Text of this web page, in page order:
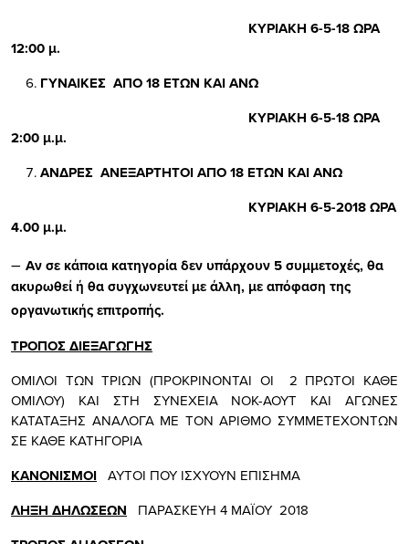
ΚΥΡΙΑΚΗ 6-5-18 ΩΡΑ
12:00 μ.
ΓΥΝΑΙΚΕΣ ΑΠΟ 18 ΕΤΩΝ ΚΑΙ ΑΝΩ
ΚΥΡΙΑΚΗ 6-5-18 ΩΡΑ
2:00 μ.μ.
ΑΝΔΡΕΣ ΑΝΕΞΑΡΤΗΤΟΙ ΑΠΟ 18 ΕΤΩΝ ΚΑΙ ΑΝΩ
ΚΥΡΙΑΚΗ 6-5-2018 ΩΡΑ
4.00 μ.μ.
– Αν σε κάποια κατηγορία δεν υπάρχουν 5 συμμετοχές, θα
ακυρωθεί ή θα συγχωνευτεί με άλλη, με απόφαση της
οργανωτικής επιτροπής.
ΤΡΟΠΟΣ ΔΙΕΞΑΓΩΓΗΣ
ΟΜΙΛΟΙ ΤΩΝ ΤΡΙΩΝ (ΠΡΟΚΡΙΝΟΝΤΑΙ ΟΙ 2 ΠΡΩΤΟΙ ΚΑΘΕ
ΟΜΙΛΟΥ) ΚΑΙ ΣΤΗ ΣΥΝΕΧΕΙΑ ΝΟΚ-ΑΟΥΤ ΚΑΙ ΑΓΩΝΕΣ
ΚΑΤΑΤΑΞΗΣ ΑΝΑΛΟΓΑ ΜΕ ΤΟΝ ΑΡΙΘΜΟ ΣΥΜΜΕΤΕΧΟΝΤΩΝ
ΣΕ ΚΑΘΕ ΚΑΤΗΓΟΡΙΑ
ΚΑΝΟΝΙΣΜΟΙ ΑΥΤΟΙ ΠΟΥ ΙΣΧΥΟΥΝ ΕΠΙΣΗΜΑ
ΛΗΞΗ ΔΗΛΩΣΕΩΝ ΠΑΡΑΣΚΕΥΗ 4 ΜΑΪΟΥ 2018